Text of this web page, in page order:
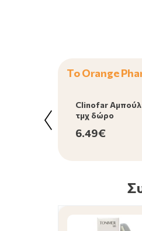
Το Orange
Clinofar
τμχ δώρο
6.49€